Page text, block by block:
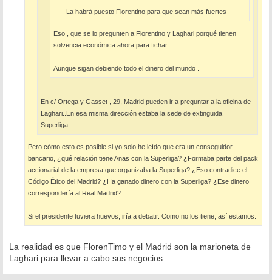
La habrá puesto Florentino para que sean más fuertes
Eso , que se lo pregunten a Florentino y Laghari porqué tienen
solvencia económica ahora para fichar .
Aunque sigan debiendo todo el dinero del mundo .
En c/ Ortega y Gasset , 29, Madrid pueden ir a preguntar a la oficina de
Laghari..En esa misma dirección estaba la sede de extinguida
Superliga...
Pero cómo esto es posible si yo solo he leído que era un conseguidor
bancario, ¿qué relación tiene Anas con la Superliga? ¿Formaba parte del pack
accionarial de la empresa que organizaba la Superliga? ¿Eso contradice el
Código Ético del Madrid? ¿Ha ganado dinero con la Superliga? ¿Ese dinero
correspondería al Real Madrid?
Si el presidente tuviera huevos, iría a debatir. Como no los tiene, así estamos.
La realidad es que FlorenTimo y el Madrid son la marioneta de
Laghari para llevar a cabo sus negocios